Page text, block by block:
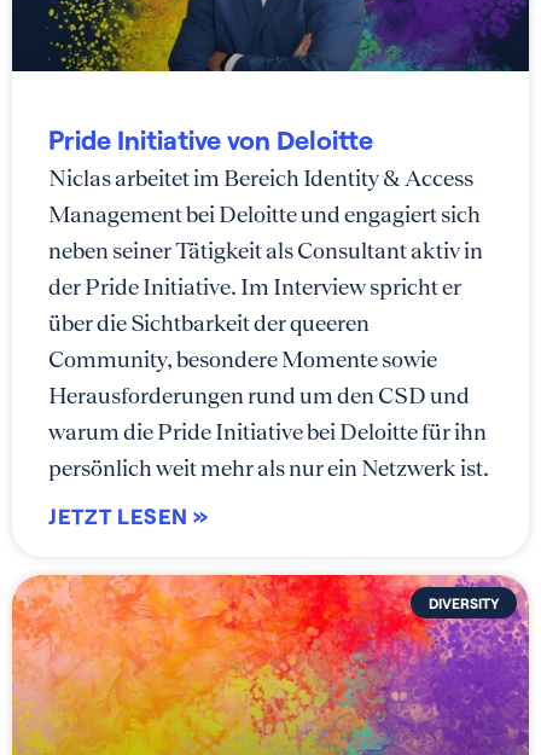
Pride Initiative von Deloitte
Niclas arbeitet im Bereich Identity & Access
Management bei Deloitte und engagiert sich
neben seiner Tätigkeit als Consultant aktiv in
der Pride Initiative. Im Interview spricht er
über die Sichtbarkeit der queeren
Community, besondere Momente sowie
Herausforderungen rund um den CSD und
warum die Pride Initiative bei Deloitte für ihn
persönlich weit mehr als nur ein Netzwerk ist.
JETZT LESEN »
DIVERSITY